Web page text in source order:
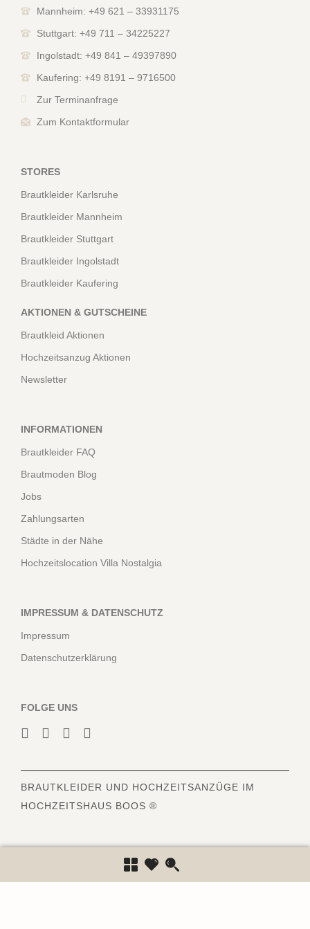
Mannheim: +49 621 – 33931175
Stuttgart: +49 711 – 34225227
Ingolstadt: +49 841 – 49397890
Kaufering: +49 8191 – 9716500
Zur Terminanfrage
Zum Kontaktformular
STORES
Brautkleider Karlsruhe
Brautkleider Mannheim
Brautkleider Stuttgart
Brautkleider Ingolstadt
Brautkleider Kaufering
AKTIONEN & GUTSCHEINE
Brautkleid Aktionen
Hochzeitsanzug Aktionen
Newsletter
INFORMATIONEN
Brautkleider FAQ
Brautmoden Blog
Jobs
Zahlungsarten
Städte in der Nähe
Hochzeitslocation Villa Nostalgia
IMPRESSUM & DATENSCHUTZ
Impressum
Datenschutzerklärung
FOLGE UNS
BRAUTKLEIDER UND HOCHZEITSANZÜGE IM
HOCHZEITSHAUS BOOS ®